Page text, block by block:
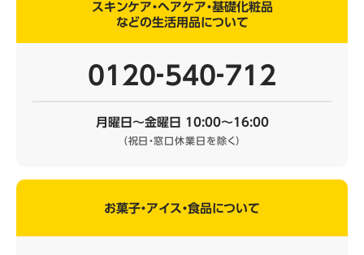
スキンケア・ヘアケア・基礎化粧品
などの生活用品について
0120‐540‐712
月曜日～金曜日 10:00～16:00
（祝日・窓口休業日を除く）
お菓子・アイス・食品について